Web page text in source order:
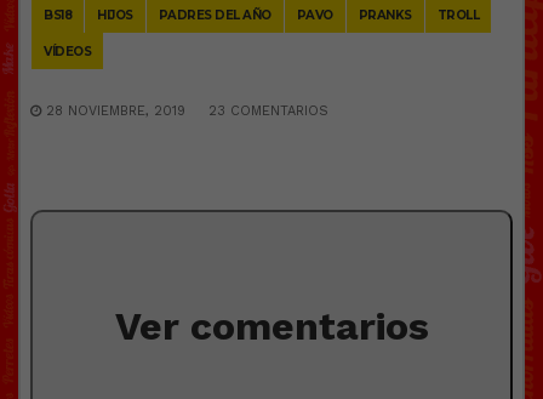
BS18 HIJOS PADRES DEL AÑO PAVO PRANKS TROLL
VÍDEOS
28 NOVIEMBRE, 2019 23 COMENTARIOS
Ver comentarios